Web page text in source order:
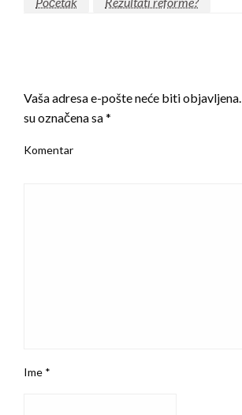
Vaša adresa e-pošte neće biti objavljena.
su označena sa*
Komentar
Ime *